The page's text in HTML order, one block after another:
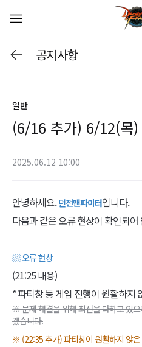
공지사항
일반
(6/16 추가) 6/12(목)
2025.06.12 10:00
안녕하세요.던전앤파이터입니다.
다음과 같은 오류 현상이 확인되어
▒ 오류 현상
(21:25 내용)
* 파티창 등 게임 진행이 원활하지
※ 문제 해결을 위해 최선을 다하고 있
겠습니다.
※ (22:35 추가) 파티창이 원활하지 않